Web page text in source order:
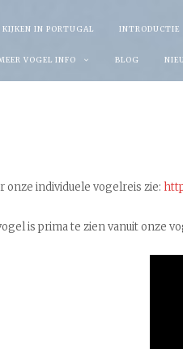
KIJKEN IN PORTUGAL INTRODUCTIE
VOGEL INFO BLOG
onze individuele vogelreis zie:
is prima te zien vanuit onze